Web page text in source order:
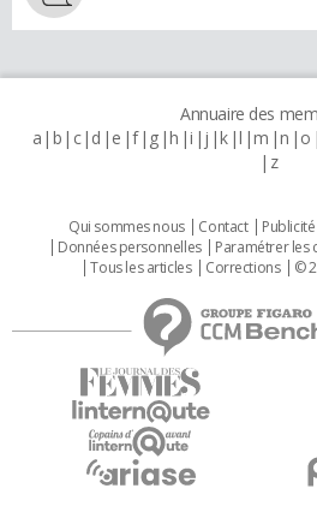
Annuaire des
a b c d e f g h i j k l m n o
z
Qui sommes nous Contact Publicité
Données personnelles
Paramétrer les
Tous les articles
Corrections ©